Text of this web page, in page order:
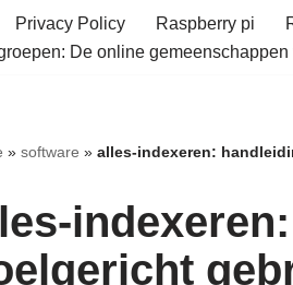
Privacy Policy Raspberry pi
De online
» software » alles-indexeren: